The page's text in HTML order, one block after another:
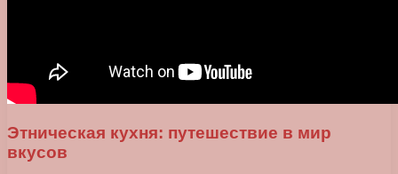
Этническая кухня: путешествие в мир
вкусов